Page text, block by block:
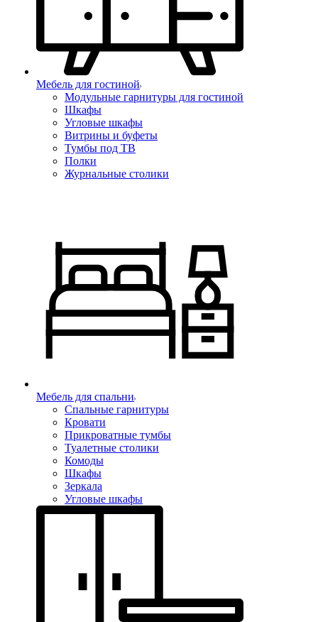
Мебель для гостиной
Модульные гарнитуры для гостиной
Шкафы
Угловые шкафы
Витрины и буфеты
Тумбы под ТВ
Полки
Журнальные столики
Мебель для спальни
Спальные гарнитуры
Кровати
Прикроватные тумбы
Туалетные столики
Комоды
Шкафы
Зеркала
Угловые шкафы